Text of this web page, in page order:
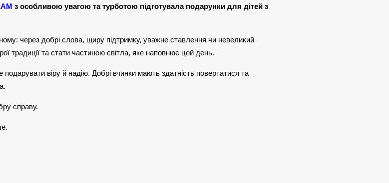
з особливою увагою та турботою підготувала подарунки для дітей з
через добрі слова, щиру підтримку, уважне ставлення чи невеликий
традиції та стати частиною світла, яке наповнює цей день.
віру й надію. Добрі вчинки мають здатність повертатися та
справу.